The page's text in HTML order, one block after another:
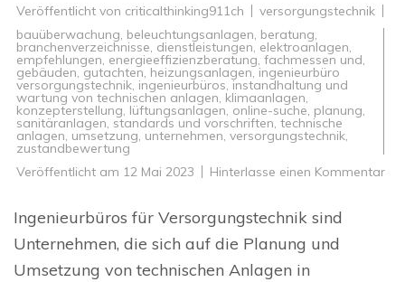
Veröffentlicht von criticalthinking911ch
versorgungstechnik
bauüberwachung, beleuchtungsanlagen, beratung,
branchenverzeichnisse, dienstleistungen, elektroanlagen,
empfehlungen, energieeffizienzberatung, fachmessen und,
gebäuden, gutachten, heizungsanlagen, ingenieurbüro
versorgungstechnik, ingenieurbüros, instandhaltung und
wartung von technischen anlagen, klimaanlagen,
konzepterstellung, lüftungsanlagen, online-suche, planung,
sanitäranlagen, standards und vorschriften, technische
anlagen, umsetzung, unternehmen, versorgungstechnik,
zustandbewertung
Veröffentlicht am 12 Mai 2023 Hinterlasse einen Kommentarzu
Ingenieurbüros für Versorgungstechnik sind
Unternehmen, die sich auf die Planung und
Umsetzung von technischen Anlagen in